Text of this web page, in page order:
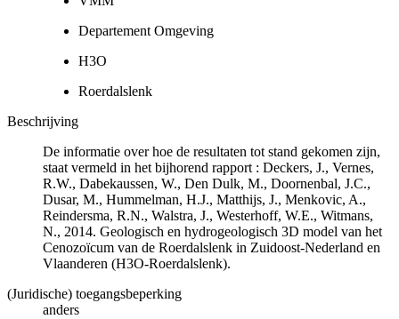
Departement Omgeving
H3O
Roerdalslenk
Beschrijving
De informatie over hoe de resultaten tot stand gekomen zijn,
staat vermeld in het bijhorend rapport : Deckers, J., Vernes,
R.W., Dabekaussen, W., Den Dulk, M., Doornenbal, J.C.,
Dusar, M., Hummelman, H.J., Matthijs, J., Menkovic, A.,
Reindersma, R.N., Walstra, J., Westerhoff, W.E., Witmans,
N., 2014. Geologisch en hydrogeologisch 3D model van het
Cenozoïcum van de Roerdalslenk in Zuidoost-Nederland en
Vlaanderen (H3O-Roerdalslenk).
(Juridische) toegangsbeperking
anders